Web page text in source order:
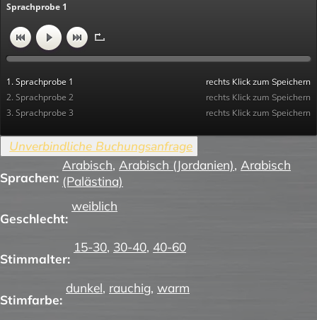
Sprachprobe 1
1. Sprachprobe 1 rechts Klick zum Speichern
2. Sprachprobe 2 rechts Klick zum Speichern
3. Sprachprobe 3 rechts Klick zum Speichern
Sprachen:
Arabisch, Arabisch (Jordanien), Arabisch
(Palästina)
Geschlecht:
weiblich
Stimmalter:
15-30, 30-40, 40-60
Stimfarbe:
dunkel, rauchig, warm